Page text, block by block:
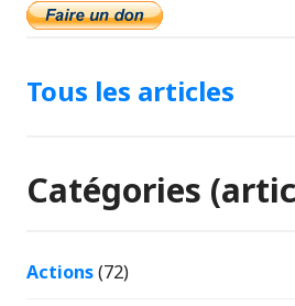
Tous les articles
Catégories
Actions(72)